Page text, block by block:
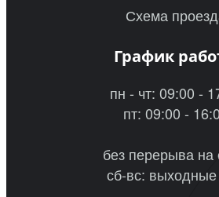
Схема
График
пн - чт: 09:00 -
пт: 09:00 -
без перерыва на
сб-вс: